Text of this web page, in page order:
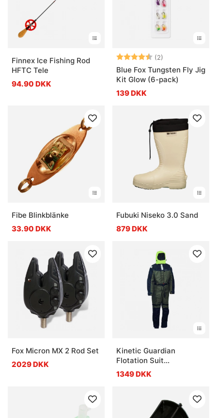
Finnex Ice Fishing Rod
HFTC Tele
94.90 DKK
Vurdering: (2)
Blue Fox Tungsten Fly Jig
Kit Glow (6-pack)
139 DKK
Fibe Blinkblänke
33.90 DKK
Fubuki Niseko 3.0 Sand
879 DKK
Fox Micron MX 2 Rod Set
2029 DKK
Kinetic Guardian
Flotation Suit
Olive/Black
1349 DKK